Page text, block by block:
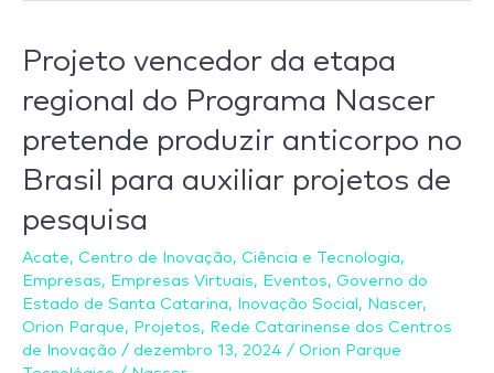
Projeto vencedor da etapa
regional do Programa Nascer
pretende produzir anticorpo no
Brasil para auxiliar projetos de
pesquisa
Acate, Centro de Inovação, Ciência e Tecnologia,
Empresas, Empresas Virtuais, Eventos, Governo do
Estado de Santa Catarina, Inovação Social , Nascer,
Orion Parque, Projetos, Rede Catarinense dos Centros
de Inovação / dezembro 13, 2024 / Orion Parque
Projeto
da
etapa
regional
Programa
Nascer
pretende
produzir
anticorpo